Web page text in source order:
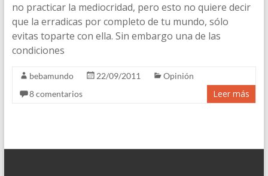
no practicar la mediocridad, pero esto no quiere decir
que la erradicas por completo de tu mundo, sólo
evitas toparte con ella. Sin embargo una de las
condiciones
bebamundo 22/09/2011
Opinión
8 comentarios
Leer más